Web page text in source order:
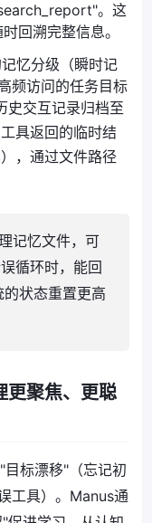
。这
回溯完整信息。
忆分级（瞬时记
频访问的任务目标
史交互记录归档至
具返回的临时结
，通过文件路径
记忆文件，可
循环时，能回
状态重置更高
更聚焦、更聪
标漂移"（忘记初
工具）。Manus通